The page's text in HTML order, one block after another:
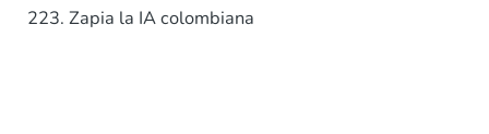
223. Zapia la IA colombiana